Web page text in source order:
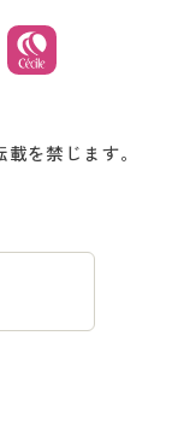
プを禁じます。